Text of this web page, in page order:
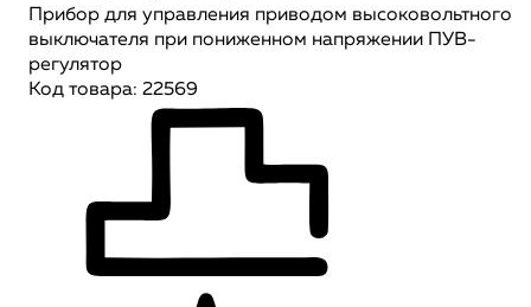
Прибор для управления приводом высоковольтного
выключателя при пониженном напряжении ПУВ-
регулятор
Код товара: 22569